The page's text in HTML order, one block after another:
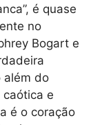
é quase
no
Bogart e
além do
e
é o coração